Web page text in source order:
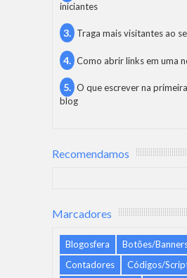
iniciantes
Traga mais visitantes ao
Como abrir links em uma
O que escrever na
blog
Recomendamos
Marcadores
Blogosfera
Botões/
Contadores
Códigos/